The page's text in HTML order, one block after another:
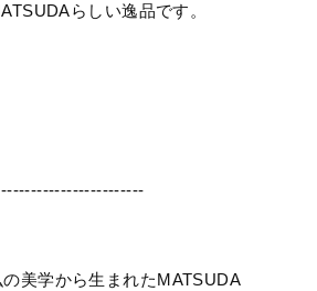
らしい逸品です。
美学から生まれたMATSUDA